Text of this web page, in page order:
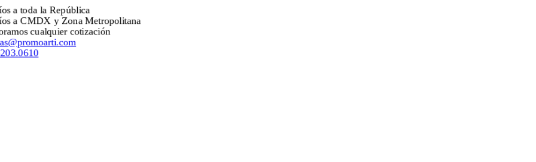
a toda la República
a CMDX y Zona Metropolitana
cualquier cotización